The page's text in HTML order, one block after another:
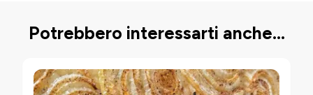
Potrebbero interessarti anche...